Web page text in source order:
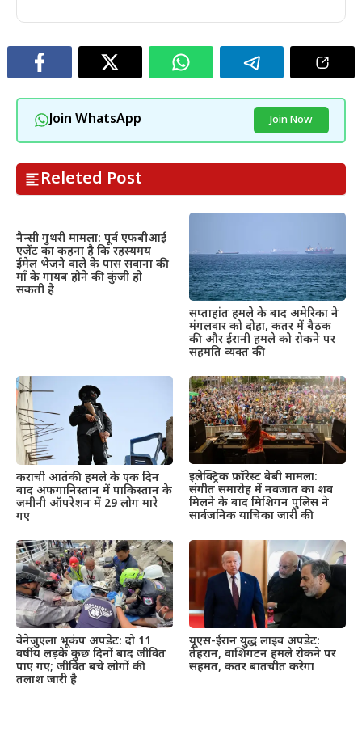
Join WhatsApp Join Now
Releted Post
नैन्सी गुथरी मामला: पूर्व एफबीआई
एजेंट का कहना है कि रहस्यमय
ईमेल भेजने वाले के पास सवाना की
माँ के गायब होने की कुंजी हो
सकती है
सप्ताहांत हमले के बाद अमेरिका ने
मंगलवार को दोहा, कतर में बैठक
की और ईरानी हमले को रोकने पर
सहमति व्यक्त की
कराची आतंकी हमले के एक दिन
बाद अफगानिस्तान में पाकिस्तान के
जमीनी ऑपरेशन में 29 लोग मारे
गए
इलेक्ट्रिक फ़ॉरेस्ट बेबी मामला:
संगीत समारोह में नवजात का शव
मिलने के बाद मिशिगन पुलिस ने
सार्वजनिक याचिका जारी की
वेनेजुएला भूकंप अपडेट: दो 11
वर्षीय लड़के कुछ दिनों बाद जीवित
पाए गए; जीवित बचे लोगों की
तलाश जारी है
यूएस-ईरान युद्ध लाइव अपडेट:
तेहरान, वाशिंगटन हमले रोकने पर
सहमत, कतर बातचीत करेगा